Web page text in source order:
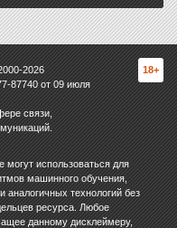
2026
87740 от 09 июля
связи,
18+
использоваться для
машинного обучения,
аналогичных технологий без
ресурса. Любое
данному дисклеймеру,